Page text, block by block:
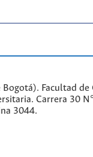
Facultad de
Carrera 30
3044.